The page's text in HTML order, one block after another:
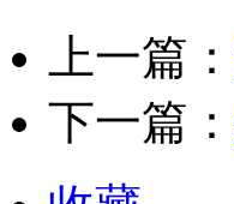
上一篇：
下一篇：